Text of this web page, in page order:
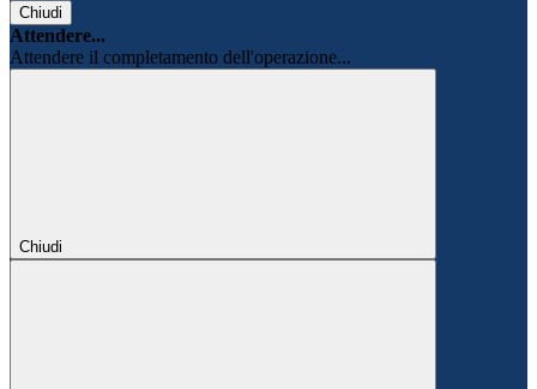
Chiudi
Attendere...
Attendere il completamento dell'operazione...
Chiudi